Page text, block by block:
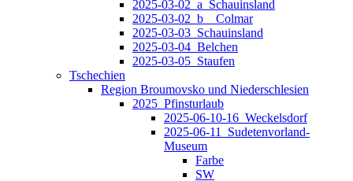
2025-03-02_a_Schauinsland
2025-03-02_b__Colmar
2025-03-03_Schauinsland
2025-03-04_Belchen
2025-03-05_Staufen
Tschechien
Region Broumovsko und Niederschlesien
2025_Pfinsturlaub
2025-06-10-16_Weckelsdorf
2025-06-11_Sudetenvorland-
Museum
Farbe
SW